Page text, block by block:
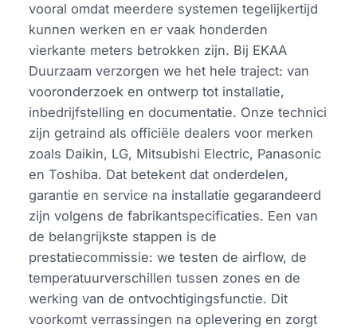
vooral omdat meerdere systemen tegelijkertijd
kunnen werken en er vaak honderden
vierkante meters betrokken zijn. Bij EKAA
Duurzaam verzorgen we het hele traject: van
vooronderzoek en ontwerp tot installatie,
inbedrijfstelling en documentatie. Onze technici
zijn getraind als officiële dealers voor merken
zoals Daikin, LG, Mitsubishi Electric, Panasonic
en Toshiba. Dat betekent dat onderdelen,
garantie en service na installatie gegarandeerd
zijn volgens de fabrikantspecificaties. Een van
de belangrijkste stappen is de
prestatiecommissie: we testen de airflow, de
temperatuurverschillen tussen zones en de
werking van de ontvochtigingsfunctie. Dit
voorkomt verrassingen na oplevering en zorgt